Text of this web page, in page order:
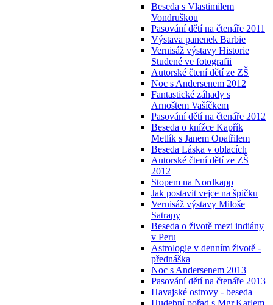
Beseda s Vlastimilem
Vondruškou
Pasování dětí na čtenáře 2011
Výstava panenek Barbie
Vernisáž výstavy Historie
Studené ve fotografii
Autorské čtení dětí ze ZŠ
Noc s Andersenem 2012
Fantastické záhady s
Arnoštem Vašíčkem
Pasování dětí na čtenáře 2012
Beseda o knížce Kapřík
Metlík s Janem Opatřilem
Beseda Láska v oblacích
Autorské čtení dětí ze ZŠ
2012
Stopem na Nordkapp
Jak postavit vejce na špičku
Vernisáž výstavy Miloše
Satrapy
Beseda o životě mezi indiány
v Peru
Astrologie v denním životě -
přednáška
Noc s Andersenem 2013
Pasování dětí na čtenáře 2013
Havajské ostrovy - beseda
Hudební pořad s Mgr.Karlem